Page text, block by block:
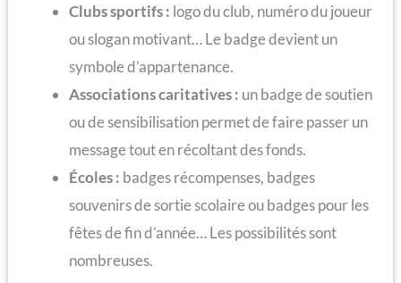
Clubs sportifs : logo du club, numéro du joueur
ou slogan motivant… Le badge devient un
symbole d’appartenance.
Associations caritatives : un badge de soutien
ou de sensibilisation permet de faire passer un
message tout en récoltant des fonds.
Écoles : badges récompenses, badges
souvenirs de sortie scolaire ou badges pour les
fêtes de fin d’année… Les possibilités sont
nombreuses.